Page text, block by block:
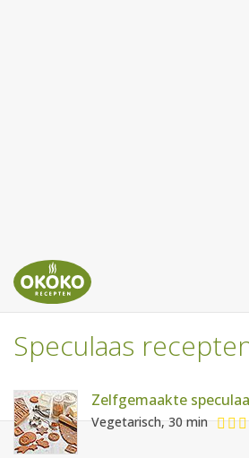
HOME
Speculaas
Zelfgemaakte
Vegetarisch, 30 min